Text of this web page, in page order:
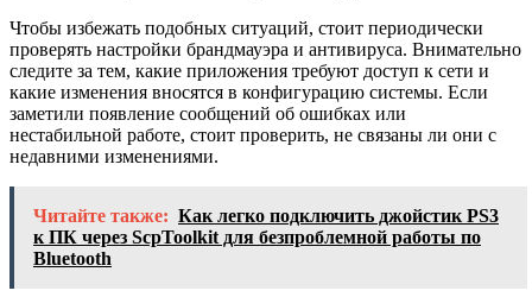
Чтобы избежать подобных ситуаций, стоит периодически
проверять настройки брандмауэра и антивируса. Внимательно
следите за тем, какие приложения требуют доступ к сети и
какие изменения вносятся в конфигурацию системы. Если
заметили появление сообщений об ошибках или
нестабильной работе, стоит проверить, не связаны ли они с
недавними изменениями.
Читайте также: Как легко подключить джойстик PS3
к ПК через ScpToolkit для безпроблемной работы по
Bluetooth